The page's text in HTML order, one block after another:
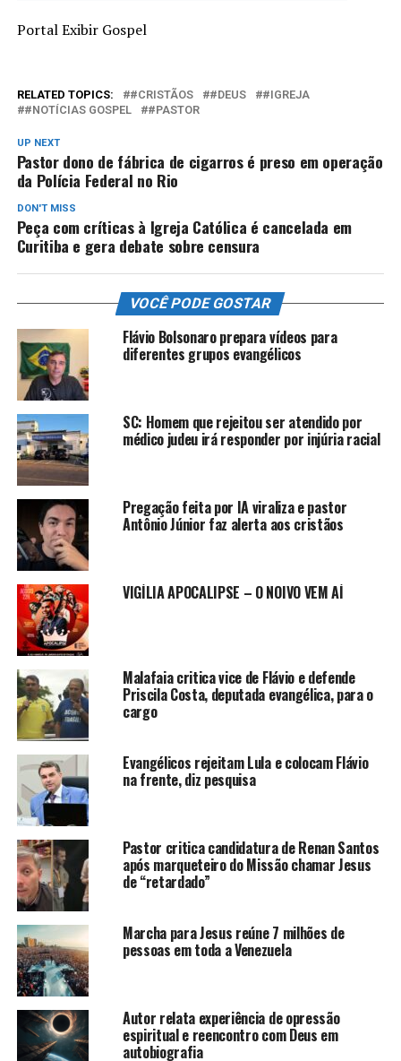
Portal Exibir Gospel
RELATED TOPICS: #CRISTÃOS #DEUS
#IGREJA
#NOTÍCIAS GOSPEL
#PASTOR
UP NEXT
Pastor dono de fábrica de cigarros é preso em operação
da Polícia Federal no Rio
DON'T MISS
Peça com críticas à Igreja Católica é cancelada em
Curitiba e gera debate sobre censura
VOCÊ PODE GOSTAR
Flávio Bolsonaro prepara vídeos para
diferentes grupos evangélicos
SC: Homem que rejeitou ser atendido por
médico judeu irá responder por injúria racial
Pregação feita por IA viraliza e pastor
Antônio Júnior faz alerta aos cristãos
VIGÍLIA APOCALIPSE – O NOIVO VEM AÍ
Malafaia critica vice de Flávio e defende
Priscila Costa, deputada evangélica, para o
cargo
Evangélicos rejeitam Lula e colocam Flávio
na frente, diz pesquisa
Pastor critica candidatura de Renan Santos
após marqueteiro do Missão chamar Jesus
de “retardado”
Marcha para Jesus reúne 7 milhões de
pessoas em toda a Venezuela
Autor relata experiência de opressão
espiritual e reencontro com Deus em
autobiografia